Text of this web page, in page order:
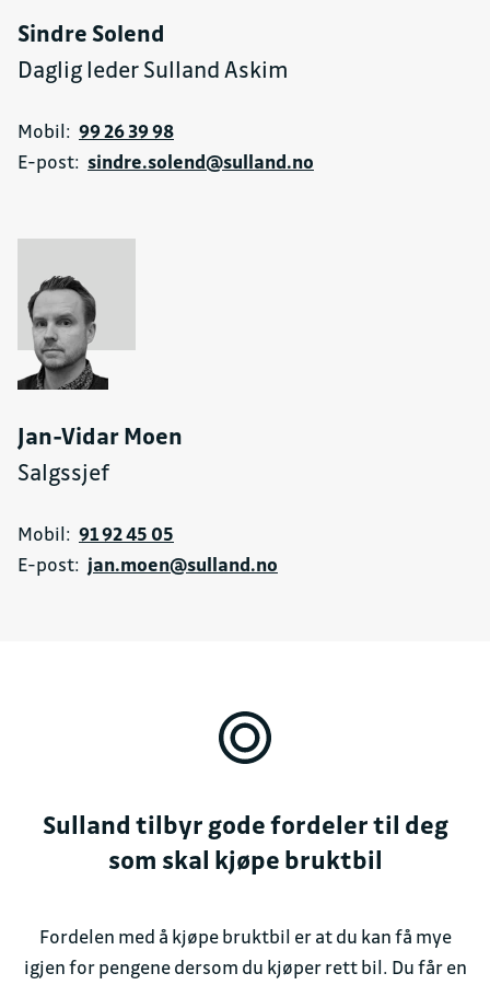
Sindre Solend
Daglig leder Sulland Askim
Mobil: 99 26 39 98
E-post: sindre.solend@sulland.no
Jan-Vidar Moen
Salgssjef
Mobil: 91 92 45 05
E-post: jan.moen@sulland.no
Sulland tilbyr gode fordeler til deg
som skal kjøpe bruktbil
Fordelen med å kjøpe bruktbil er at du kan få mye
igjen for pengene dersom du kjøper rett bil. Du får en